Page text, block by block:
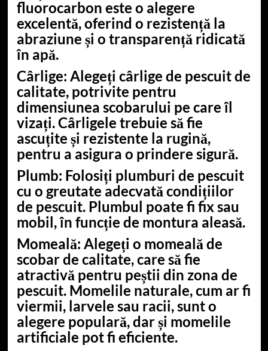
fluorocarbon este o alegere
excelentă, oferind o rezistență la
abraziune și o transparență ridicată
în apă.
Cârlige: Alegeți cârlige de pescuit de
calitate, potrivite pentru
dimensiunea scobarului pe care îl
vizați. Cârligele trebuie să fie
ascuțite și rezistente la rugină,
pentru a asigura o prindere sigură.
Plumb: Folosiți plumburi de pescuit
cu o greutate adecvată condițiilor
de pescuit. Plumbul poate fi fix sau
mobil, în funcție de montura aleasă.
Momeală: Alegeți o momeală de
scobar de calitate, care să fie
atractivă pentru peștii din zona de
pescuit. Momelile naturale, cum ar fi
viermii, larvele sau racii, sunt o
alegere populară, dar și momelile
artificiale pot fi eficiente.